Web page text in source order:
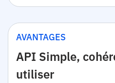
AVANTAGES
API Simple,
utiliser